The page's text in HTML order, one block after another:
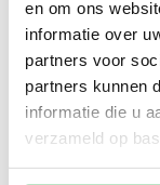
en om ons
informatie over
partners voor
partners kunnen
informatie die u
verzameld op
bij geleverd?
Wat heb ik
installatie
maken?